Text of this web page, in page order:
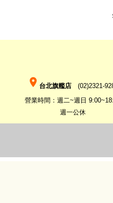
place 台北旗艦店 (02)2321-
營業時間：週二~週日
週一公休